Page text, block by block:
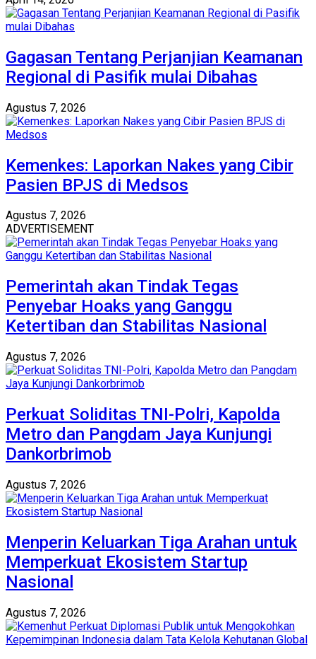
Gagasan Tentang Perjanjian Keamanan
Regional di Pasifik mulai Dibahas
Agustus 7, 2026
Kemenkes: Laporkan Nakes yang Cibir
Pasien BPJS di Medsos
Agustus 7, 2026
ADVERTISEMENT
Pemerintah akan Tindak Tegas
Penyebar Hoaks yang Ganggu
Ketertiban dan Stabilitas Nasional
Agustus 7, 2026
Perkuat Soliditas TNI-Polri, Kapolda
Metro dan Pangdam Jaya Kunjungi
Dankorbrimob
Agustus 7, 2026
Menperin Keluarkan Tiga Arahan untuk
Memperkuat Ekosistem Startup
Nasional
Agustus 7, 2026